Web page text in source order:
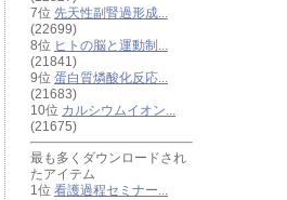
7位 先天性副腎過形成...
(22699)
8位 ヒトの脳と運動制...
(21841)
9位 蛋白質燐酸化反応...
(21683)
10位 カルシウムイオン...
(21675)
最も多くダウンロードされ
たアイテム
1位 看護過程セミナー...